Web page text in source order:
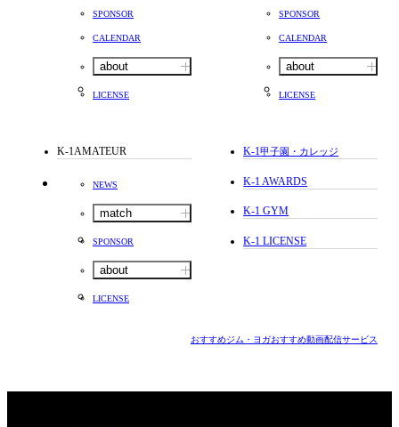
SPONSOR
CALENDAR
about
LICENSE
SPONSOR
CALENDAR
about
LICENSE
K-1AMATEUR
NEWS
match
SPONSOR
about
LICENSE
K-1甲子園・カレッジ
K-1 AWARDS
K-1 GYM
K-1 LICENSE
おすすめジム・ヨガおすすめ動画配信サービス